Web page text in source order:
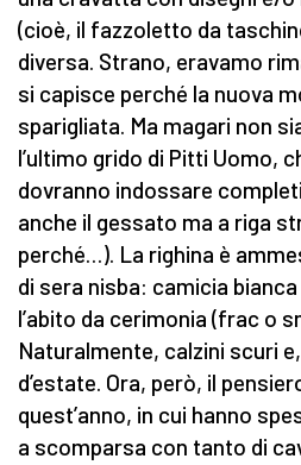
(cioè, il fazzoletto da
diversa. Strano, eravamo
si capisce perché la nuova
sparigliata. Ma magari non
l’ultimo grido di Pitti Uomo,
dovranno indossare
anche il gessato ma a riga
perché…). La righina è
di sera nisba: camicia
l’abito da cerimonia (frac o
Naturalmente, calzini scuri
d’estate. Ora, però, il
quest’anno, in cui hanno
a scomparsa con tanto di